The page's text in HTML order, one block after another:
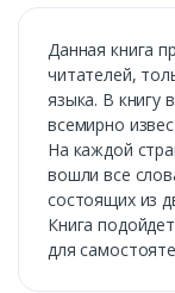
Данная книга
читателей,
языка. В книгу
всемирно
На каждой
вошли все
состоящих из
Книга
для